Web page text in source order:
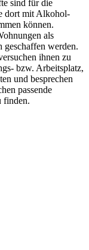
sind für die
dort mit Alkohol-
können.
als
geschaffen werden.
ihnen zu
bzw. Arbeitsplatz,
und besprechen
passende
finden.